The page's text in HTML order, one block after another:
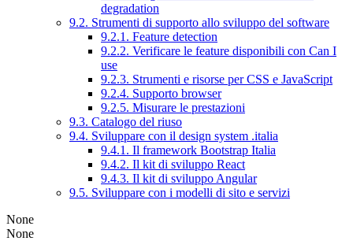
degradation
9.2. Strumenti di supporto allo sviluppo del software
9.2.1. Feature detection
9.2.2. Verificare le feature disponibili con Can I
use
9.2.3. Strumenti e risorse per CSS e JavaScript
9.2.4. Supporto browser
9.2.5. Misurare le prestazioni
9.3. Catalogo del riuso
9.4. Sviluppare con il design system .italia
9.4.1. Il framework Bootstrap Italia
9.4.2. Il kit di sviluppo React
9.4.3. Il kit di sviluppo Angular
9.5. Sviluppare con i modelli di sito e servizi
None
None